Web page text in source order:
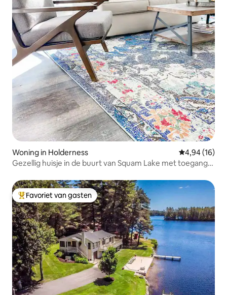
Woning in Holderness Gemiddelde
4,94 (16)
Gezellig huisje in de buurt van Squam Lake met toegang
Topfavoriet van gasten
Favoriet van gasten